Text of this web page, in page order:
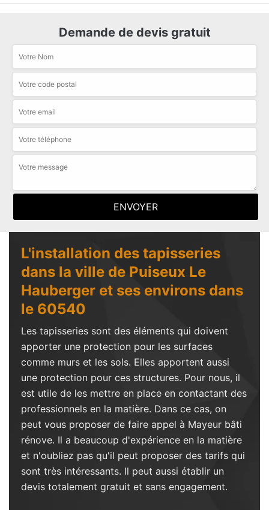
Demande de devis gratuit
L'installation des tapisseries
dans la ville de Puiseux Le
Hauberger et ses environs dans
le 60540
Les tapisseries sont des éléments qui doivent
apporter une protection pour les surfaces
comme murs et les sols. Elles apportent aussi
une protection pour ces structures. Pour nous, il
est utile de les mettre en place en contactant des
professionnels en la matière. Dans ce cas, on
peut vous proposer de faire appel à Mayeur bâti
rénove. Il a beaucoup d'expérience en la matière
et n'oubliez pas qu'il peut proposer des tarifs qui
sont très intéressants. Il peut aussi établir un
devis totalement gratuit et sans engagement.